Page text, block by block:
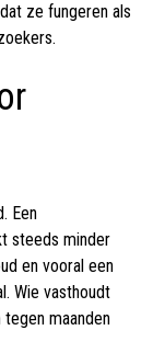
ze fungeren als
Een
steeds minder
en vooral een
Wie vasthoudt
maanden